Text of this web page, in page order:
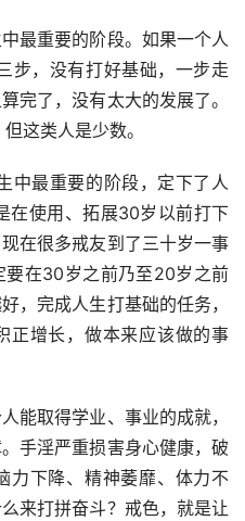
最重要的阶段。如果一个人
步，没有打好基础，一步走
完了，没有太大的发展了。
这类人是少数。
中最重要的阶段，定下了人
在使用、拓展30岁以前打下
在很多戒友到了三十岁一事
要在30岁之前乃至20岁之前
，完成人生打基础的任务，
正增长，做本来应该做的事
能取得学业、事业的成就，
手淫严重损害身心健康，破
力下降、精神萎靡、体力不
来打拼奋斗？戒色，就是让